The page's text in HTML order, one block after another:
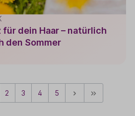
dein Haar – natürlich
den Sommer
2 3 4 5